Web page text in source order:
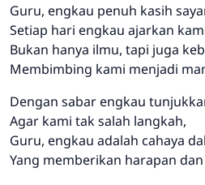
Guru, engkau penuh kasih
Setiap hari engkau ajarkan
Bukan hanya ilmu, tapi juga
Membimbing kami menjadi
Dengan sabar engkau
Agar kami tak salah langkah,
Guru, engkau adalah cahaya
Yang memberikan harapan